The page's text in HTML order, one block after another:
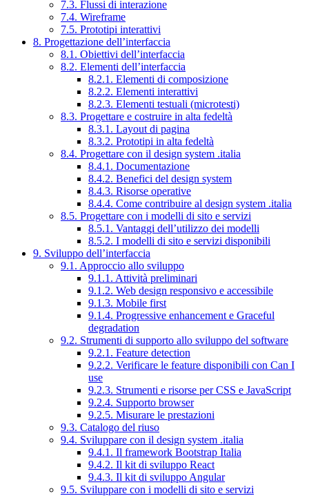
7.3. Flussi di interazione
7.4. Wireframe
7.5. Prototipi interattivi
8. Progettazione dell’interfaccia
8.1. Obiettivi dell’interfaccia
8.2. Elementi dell’interfaccia
8.2.1. Elementi di composizione
8.2.2. Elementi interattivi
8.2.3. Elementi testuali (microtesti)
8.3. Progettare e costruire in alta fedeltà
8.3.1. Layout di pagina
8.3.2. Prototipi in alta fedeltà
8.4. Progettare con il design system .italia
8.4.1. Documentazione
8.4.2. Benefici del design system
8.4.3. Risorse operative
8.4.4. Come contribuire al design system .italia
8.5. Progettare con i modelli di sito e servizi
8.5.1. Vantaggi dell’utilizzo dei modelli
8.5.2. I modelli di sito e servizi disponibili
9. Sviluppo dell’interfaccia
9.1. Approccio allo sviluppo
9.1.1. Attività preliminari
9.1.2. Web design responsivo e accessibile
9.1.3. Mobile first
9.1.4. Progressive enhancement e Graceful
degradation
9.2. Strumenti di supporto allo sviluppo del software
9.2.1. Feature detection
9.2.2. Verificare le feature disponibili con Can I
use
9.2.3. Strumenti e risorse per CSS e JavaScript
9.2.4. Supporto browser
9.2.5. Misurare le prestazioni
9.3. Catalogo del riuso
9.4. Sviluppare con il design system .italia
9.4.1. Il framework Bootstrap Italia
9.4.2. Il kit di sviluppo React
9.4.3. Il kit di sviluppo Angular
9.5. Sviluppare con i modelli di sito e servizi